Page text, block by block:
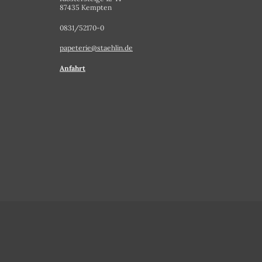
87435 Kempten
0831/52170-0
papeterie@staehlin.de
Anfahrt